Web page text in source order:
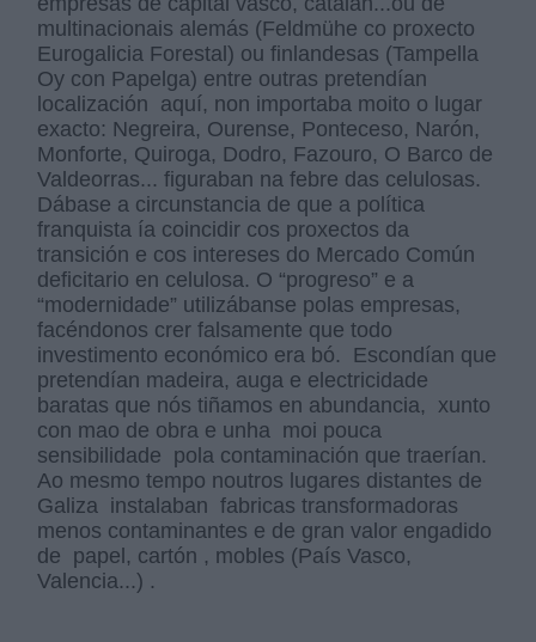
multinacionais alemás (Feldmühe co proxecto
Eurogalicia Forestal) ou finlandesas (Tampella
Oy con Papelga) entre outras pretendían
localización aquí, non importaba moito o lugar
exacto: Negreira, Ourense, Ponteceso, Narón,
Monforte, Quiroga, Dodro, Fazouro, O Barco de
Valdeorras... figuraban na febre das celulosas.
Dábase a circunstancia de que a política
franquista ía coincidir cos proxectos da
transición e cos intereses do Mercado Común
deficitario en celulosa. O “progreso” e a
“modernidade” utilizábanse polas empresas,
facéndonos crer falsamente que todo
investimento económico era bó. Escondían que
pretendían madeira, auga e electricidade
baratas que nós tiñamos en abundancia, xunto
con mao de obra e unha moi pouca
sensibilidade pola contaminación que traerían.
Ao mesmo tempo noutros lugares distantes de
Galiza instalaban fabricas transformadoras
menos contaminantes e de gran valor engadido
de papel, cartón , mobles (País Vasco,
Valencia...) .